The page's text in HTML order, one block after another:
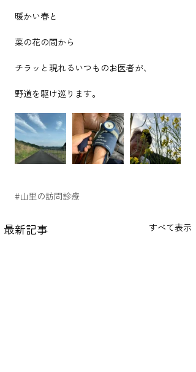
暖かい春と
菜の花の間から
チラッと現れるいつものお医者が、
野道を駆け巡ります。
#山里の訪問診療
最新記事 すべて表示